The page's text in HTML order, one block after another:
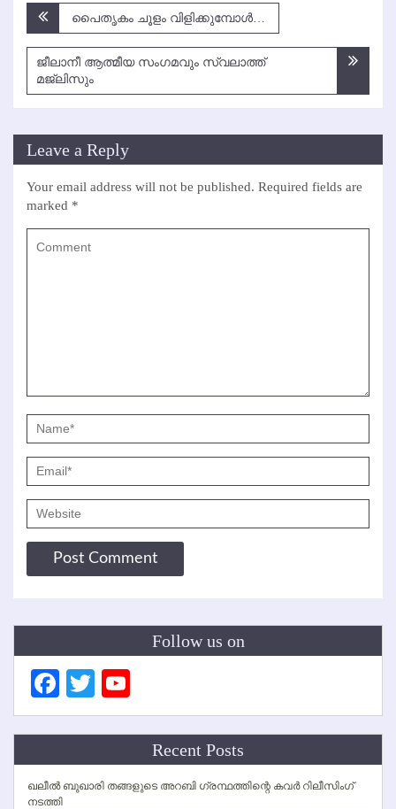
Post
navigation
പൈതൃകം ചൂളം വിളിക്കുമ്പോള്‍…
ജീലാനീ ആത്മീയ സംഗമവും സ്വലാത്ത്
മജ്‌ലിസും
Leave a Reply
Your email address will not be published. Required fields are
marked *
Follow us on
Facebook
Twitter
Channel
Recent Posts
ഖലീല്‍ ബുഖാരി തങ്ങളുടെ അറബി ഗ്രന്ഥത്തിന്റെ കവര്‍ റിലീസിംഗ്
നടത്തി